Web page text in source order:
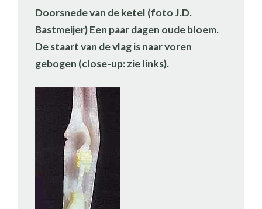
Doorsnede van de ketel (foto J.D.
Bastmeijer) Een paar dagen oude bloem.
De staart van de vlag is naar voren
gebogen (close-up: zie links).